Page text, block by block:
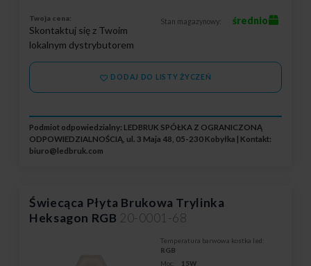
Twoja cena:
Skontaktuj się z Twoim
lokalnym dystrybutorem
Stan magazynowy: średnio
DODAJ DO LISTY ŻYCZEŃ
Podmiot odpowiedzialny: LEDBRUK SPÓŁKA Z OGRANICZONĄ
ODPOWIEDZIALNOŚCIĄ, ul. 3 Maja 48, 05-230 Kobyłka | Kontakt:
biuro@ledbruk.com
Świecąca Płyta Brukowa Trylinka
Heksagon RGB 20-0001-68
Temperatura barwowa kostka led:
RGB
Moc:
15W